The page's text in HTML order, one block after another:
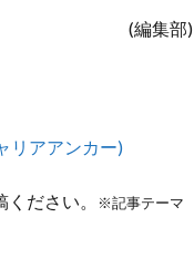
(編集部)
リアアンカー)
ださい。
※記事テーマ